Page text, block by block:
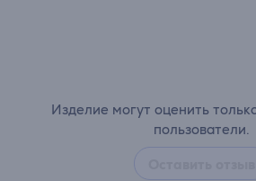
Изделие могут оценить
пользователи.